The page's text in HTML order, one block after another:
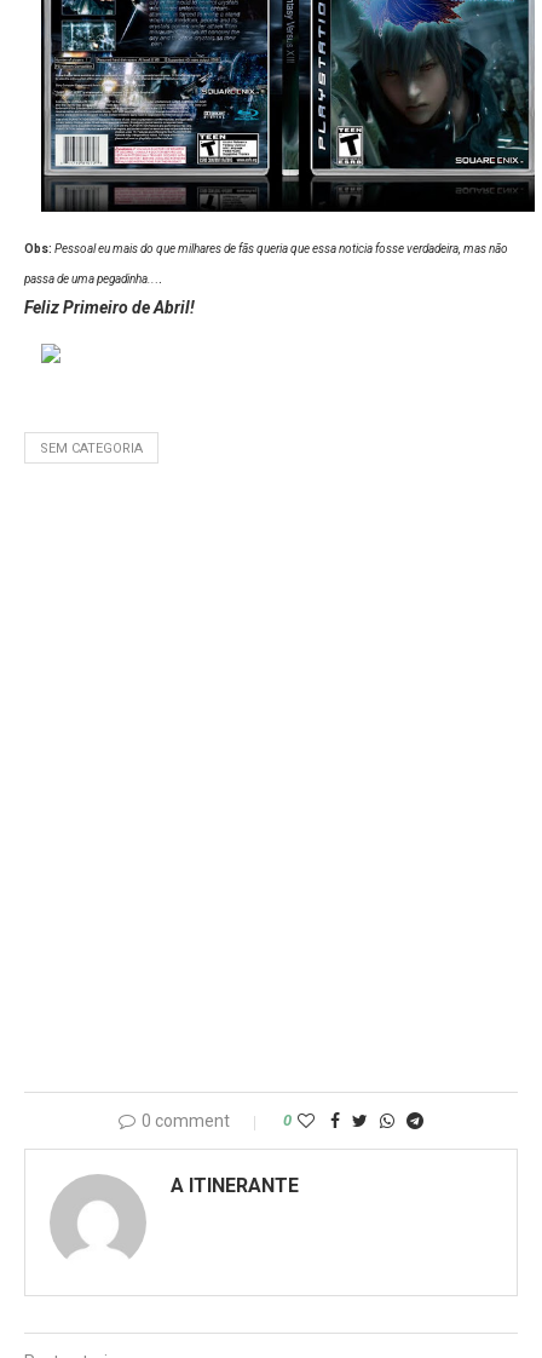
Obs: Pessoal eu mais do que milhares de fãs queria que essa noticia fosse verdadeira, mas não
passa de uma pegadinha..
Feliz Primeiro de Abril!
SEM CATEGORIA
0 comment 0
A ITINERANTE